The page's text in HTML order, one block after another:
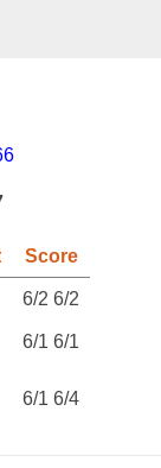
Score
6/2 6/2
6/1 6/1
6/1 6/4